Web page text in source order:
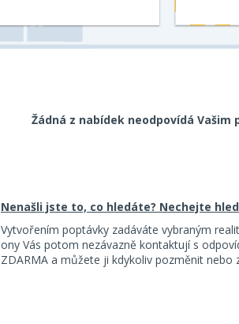
Žádná z nabídek neodpovídá Vašim
Nenašli jste to, co hledáte? Nechejte
Vytvořením poptávky zadáváte vybraným
ony Vás potom nezávazně kontaktují s
ZDARMA a můžete ji kdykoliv pozměnit nebo